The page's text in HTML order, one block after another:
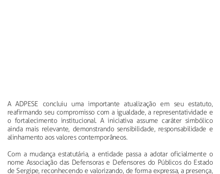
A ADPESE concluiu uma importante atualização em seu estatuto,
reafirmando seu compromisso com a igualdade, a representatividade e
o fortalecimento institucional. A iniciativa assume caráter simbólico
ainda mais relevante, demonstrando sensibilidade, responsabilidade e
alinhamento aos valores contemporâneos.
Com a mudança estatutária, a entidade passa a adotar oficialmente o
nome Associação das Defensoras e Defensores do Públicos do Estado
de Sergipe, reconhecendo e valorizando, de forma expressa, a presença,